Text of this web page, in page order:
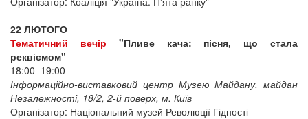
22 ЛЮТОГО
Тематичний вечір "Пливе кача: пісня, що стала
реквіємом"
18:00–19:00
Інформаційно-виставковий центр Музею Майдану, майдан
Незалежності, 18/2, 2-й поверх, м. Київ
Організатор: Національний музей Революції Гідності